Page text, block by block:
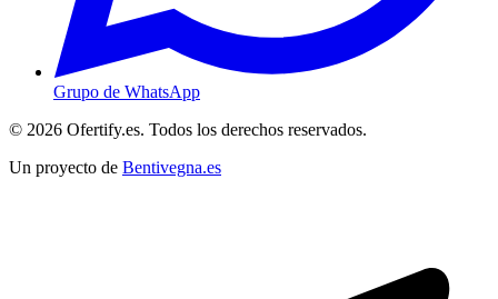
Grupo de WhatsApp
© 2026 Ofertify.es. Todos los derechos reservados.
Un proyecto de Bentivegna.es